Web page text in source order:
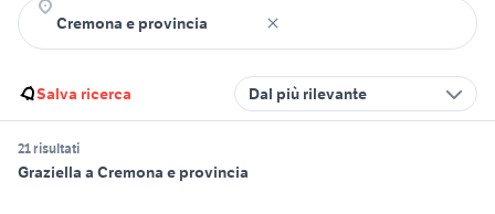
Salva ricerca Dal più rilevante
21 risultati
Graziella a Cremona e provincia